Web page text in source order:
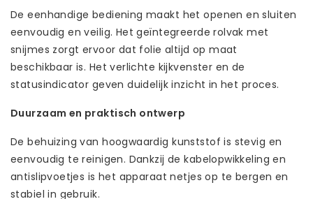
De eenhandige bediening maakt het openen en sluiten
eenvoudig en veilig. Het geïntegreerde rolvak met
snijmes zorgt ervoor dat folie altijd op maat
beschikbaar is. Het verlichte kijkvenster en de
statusindicator geven duidelijk inzicht in het proces.
Duurzaam en praktisch ontwerp
De behuizing van hoogwaardig kunststof is stevig en
eenvoudig te reinigen. Dankzij de kabelopwikkeling en
antislipvoetjes is het apparaat netjes op te bergen en
stabiel in gebruik.